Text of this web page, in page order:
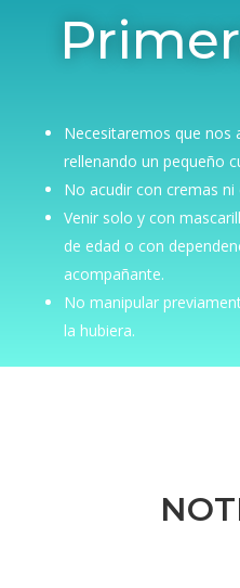
Necesitaremos que nos
rellenando un pequeño
No acudir con cremas ni
Venir solo y con
de edad o con
acompañante.
No manipular
la hubiera.